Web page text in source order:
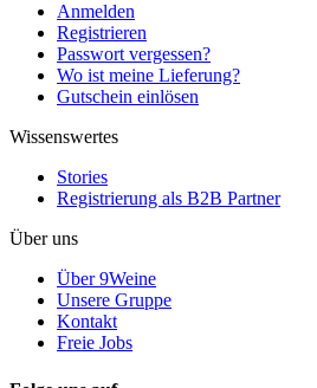
Anmelden
Registrieren
Passwort vergessen?
Wo ist meine Lieferung?
Gutschein einlösen
Wissenswertes
Stories
Registrierung als B2B Partner
Über uns
Über 9Weine
Unsere Gruppe
Kontakt
Freie Jobs